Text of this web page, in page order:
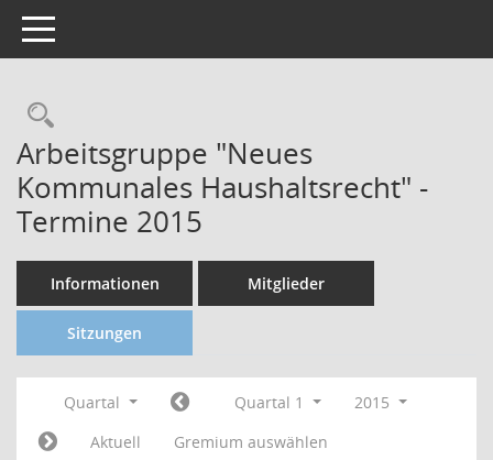
Toggle navigation
Arbeitsgruppe "Neues
Kommunales Haushaltsrecht" -
Termine 2015
Informationen Mitglieder
Sitzungen
Quartal Quartal 1
2015
Aktuell
Gremium auswählen